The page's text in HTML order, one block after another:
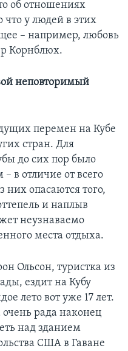
об отношениях
у людей в этих
– например, любовь
Корнблюх.
неповторимый
перемен на Кубе
стран. Для
до сих пор было
в отличие от всего
них опасаются того,
и наплыв
неузнаваемо
места отдыха.
Ольсон, туристка из
ездит на Кубу
лето вот уже 17 лет.
рада наконец
над зданием
США в Гаване